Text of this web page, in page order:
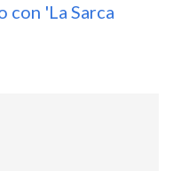
con 'La Sarca